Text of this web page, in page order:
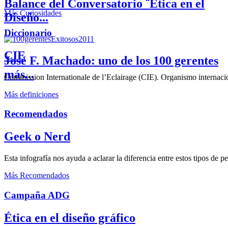
Balance del Conversatorio ¨Etica en el
Diseño...
José F. Machado: uno de los 100 gerentes
más...
Más Curiosidades
Diccionario
CIE
Commission Internationale de l’Eclairage (CIE). Organismo
Más definiciones
Recomendados
Geek o Nerd
Esta infografía nos ayuda a aclarar la diferencia entre estos tipos de
Más Recomendados
Campaña ADG
Ética en el diseño gráfico